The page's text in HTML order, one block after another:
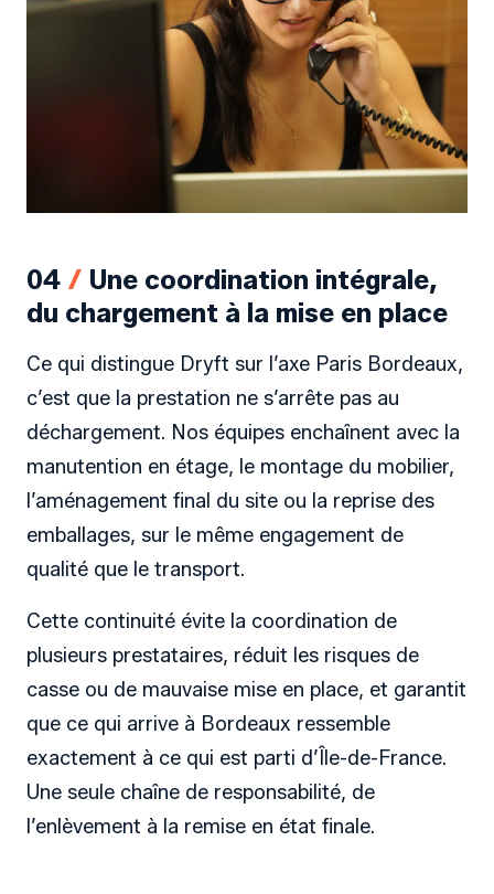
04 / Une coordination intégrale,
du chargement à la mise en place
Ce qui distingue Dryft sur l’axe Paris Bordeaux,
c’est que la prestation ne s’arrête pas au
déchargement. Nos équipes enchaînent avec la
manutention en étage, le montage du mobilier,
l’aménagement final du site ou la reprise des
emballages, sur le même engagement de
qualité que le transport.
Cette continuité évite la coordination de
plusieurs prestataires, réduit les risques de
casse ou de mauvaise mise en place, et garantit
que ce qui arrive à Bordeaux ressemble
exactement à ce qui est parti d’Île-de-France.
Une seule chaîne de responsabilité, de
l’enlèvement à la remise en état finale.